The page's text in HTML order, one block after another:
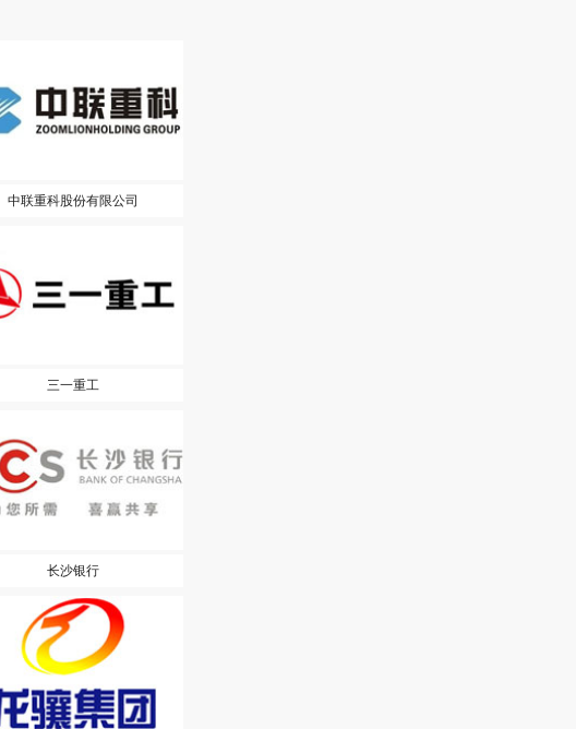
中联重科股份有限公司
三一重工
长沙银行